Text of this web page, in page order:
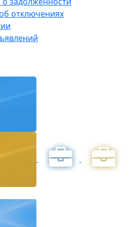
отключениях